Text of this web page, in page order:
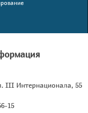
III Интернационала, 55
15